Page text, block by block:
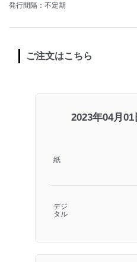
発行間隔：不定期
ご注文はこちら
2023年04月
紙
デジ
タル